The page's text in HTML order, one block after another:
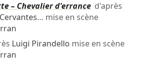
– Chevalier d'erranced'après
… mise en scène
Luigi Pirandello mise en scène